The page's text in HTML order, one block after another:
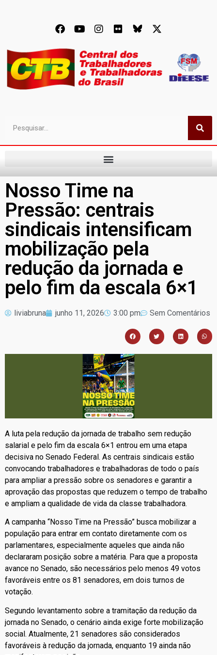
Nosso Time na
Pressão: centrais
sindicais intensificam
mobilização pela
redução da jornada e
pelo fim da escala 6×1
liviabruna junho 11, 2026 3:00 pm Sem Comentários
A luta pela redução da jornada de trabalho sem redução
salarial e pelo fim da escala 6×1 entrou em uma etapa
decisiva no Senado Federal. As centrais sindicais estão
convocando trabalhadores e trabalhadoras de todo o país
para ampliar a pressão sobre os senadores e garantir a
aprovação das propostas que reduzem o tempo de trabalho
e ampliam a qualidade de vida da classe trabalhadora.
A campanha “Nosso Time na Pressão” busca mobilizar a
população para entrar em contato diretamente com os
parlamentares, especialmente aqueles que ainda não
declararam posição sobre a matéria. Para que a proposta
avance no Senado, são necessários pelo menos 49 votos
favoráveis entre os 81 senadores, em dois turnos de
votação.
Segundo levantamento sobre a tramitação da redução da
jornada no Senado, o cenário ainda exige forte mobilização
social. Atualmente, 21 senadores são considerados
favoráveis à redução da jornada, enquanto 19 ainda não